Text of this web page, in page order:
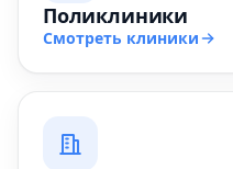
Поликлиники
Смотреть клиники